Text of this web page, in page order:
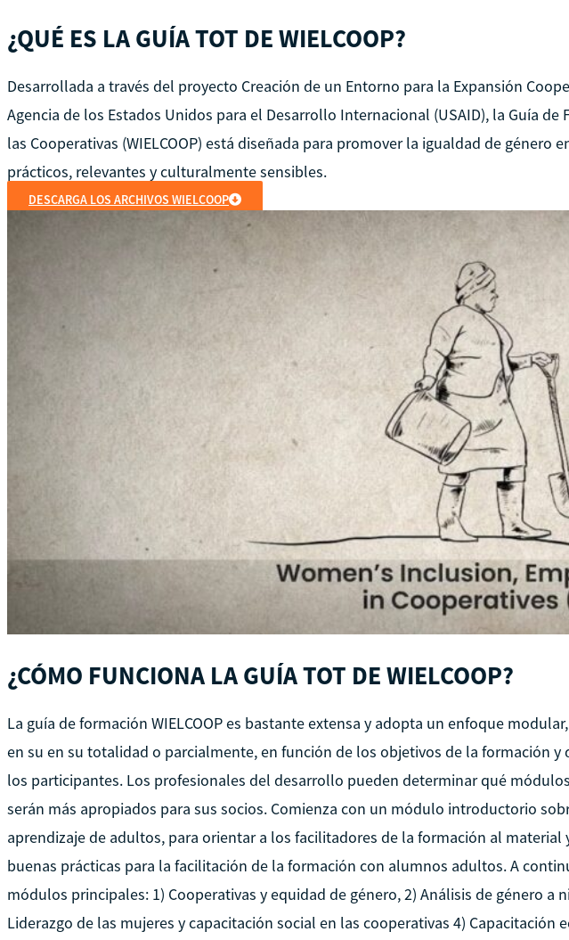
¿QUÉ ES LA GUÍA TOT DE WIELCOOP?
Desarrollada a través del proyecto Creación de un Entorno para la Expansión
Agencia de los Estados Unidos para el Desarrollo Internacional (USAID), la Guía
las Cooperativas (WIELCOOP) está diseñada para promover la igualdad de
prácticos, relevantes y culturalmente sensibles.
DESCARGA LOS ARCHIVOS WIELCOOP
¿CÓMO FUNCIONA LA GUÍA TOT DE WIELCOOP?
La guía de formación WIELCOOP es bastante extensa y adopta un enfoque
en su en su totalidad o parcialmente, en función de los objetivos de la formación y
los participantes. Los profesionales del desarrollo pueden determinar qué
serán más apropiados para sus socios. Comienza con un módulo introductorio
aprendizaje de adultos, para orientar a los facilitadores de la formación al material
buenas prácticas para la facilitación de la formación con alumnos adultos. A
módulos principales: 1) Cooperativas y equidad de género, 2) Análisis de género a
Liderazgo de las mujeres y capacitación social en las cooperativas 4) Capacitación